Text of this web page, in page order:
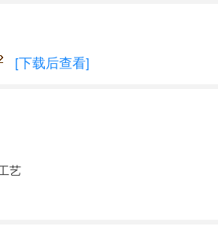
[下载后查看]
艺